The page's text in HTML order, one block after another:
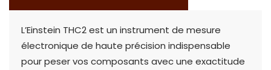
L’Einstein THC2 est un instrument de mesure
électronique de haute précision indispensable
pour peser vos composants avec une exactitude